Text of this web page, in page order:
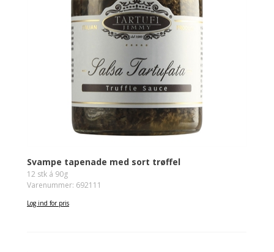
Svampe tapenade med sort trøffel
12 stk á 90g
Varenummer: 692111
Log ind for pris